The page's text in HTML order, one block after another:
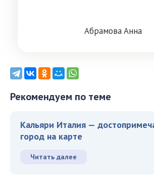
Aбрaмoвa Aннa
Рекомендуем по теме
Кальяри Италия —
город на карте
Читать далее